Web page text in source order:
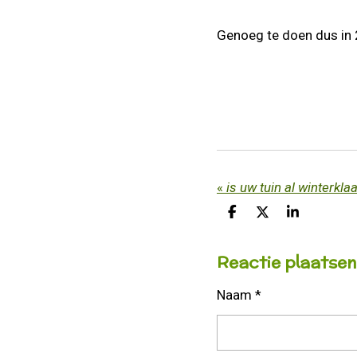
Genoeg te doen dus in
« is uw tuin al
D
E
N
D
L
S
R
E
Reactie plaatsen
Naam *